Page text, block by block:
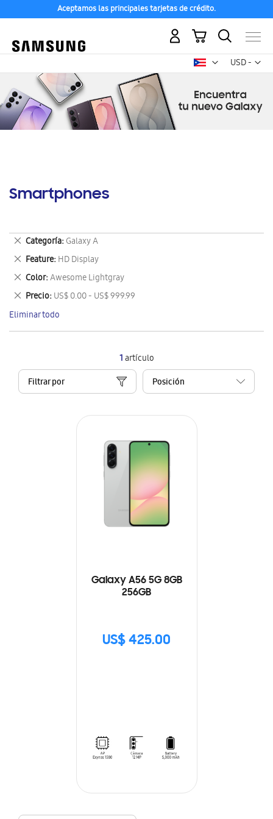
Aceptamos las principales tarjetas de crédito.
USD -
dólar
Mi carrito
Smartphones
1artículo
Filtrar por
Galaxy A56 5G 8GB
256GB
US$ 425.00
Categoría Galaxy A
Eliminar
este
artículo
Feature HD Display
Eliminar
este
artículo
Color Awesome Lightgray
Eliminar
este
artículo
Precio US$ 0.00 - US$ 999.99
Eliminar
este
artículo
Eliminar todo